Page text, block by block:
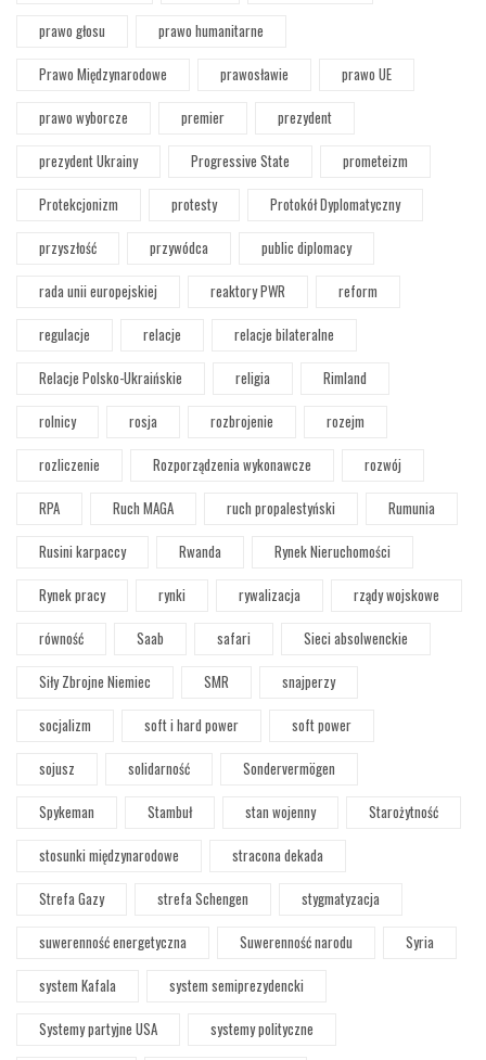
prawo głosu
prawo humanitarne
Prawo Międzynarodowe
prawosławie
prawo UE
prawo wyborcze
premier
prezydent
prezydent Ukrainy
Progressive State
prometeizm
Protekcjonizm
protesty
Protokół Dyplomatyczny
przyszłość
przywódca
public diplomacy
rada unii europejskiej
reaktory PWR
reform
regulacje
relacje
relacje bilateralne
Relacje Polsko-Ukraińskie
religia
Rimland
rolnicy
rosja rozbrojenie
rozejm
rozliczenie
Rozporządzenia wykonawcze
rozwój
RPA
Ruch MAGA ruch propalestyński
Rumunia
Rusini karpaccy
Rwanda
Rynek Nieruchomości
Rynek pracy
rynki rywalizacja
rządy wojskowe
równość
Saab safari
Sieci absolwenckie
Siły Zbrojne Niemiec
SMR
snajperzy
socjalizm
soft i hard power
soft power
sojusz
solidarność
Sondervermögen
Spykeman
Stambuł stan wojenny
Starożytność
stosunki międzynarodowe
stracona dekada
Strefa Gazy
strefa Schengen
stygmatyzacja
suwerenność energetyczna
Suwerenność narodu
Syria
system Kafala
system semiprezydencki
Systemy partyjne USA
systemy polityczne